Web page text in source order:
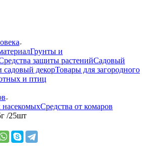
Грунты и
защиты растенийСадовый
садовый декорТовары для загородного
и птиц
насекомыхСредства от комаров
/25шт